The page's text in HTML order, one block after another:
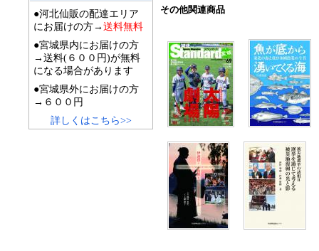
●河北仙販の配達エリア
にお届けの方→送料無料
●宮城県内にお届けの方
→送料(６００円)が無料
になる場合があります
●宮城県外にお届けの方
→６００円
詳しくはこちら>>
その他関連商品